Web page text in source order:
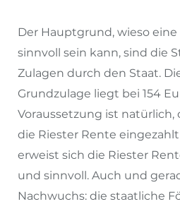
Der Hauptgrund, wieso
sinnvoll sein kann, sind die
Zulagen durch den Staat.
Grundzulage liegt bei 154
Voraussetzung ist natürlich,
die Riester Rente
erweist sich die Riester
und sinnvoll. Auch und
Nachwuchs: die staatliche